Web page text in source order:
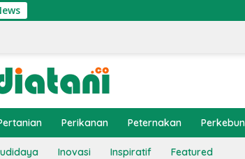
Perikanan Peternakan
Inovasi Inspiratif Featured